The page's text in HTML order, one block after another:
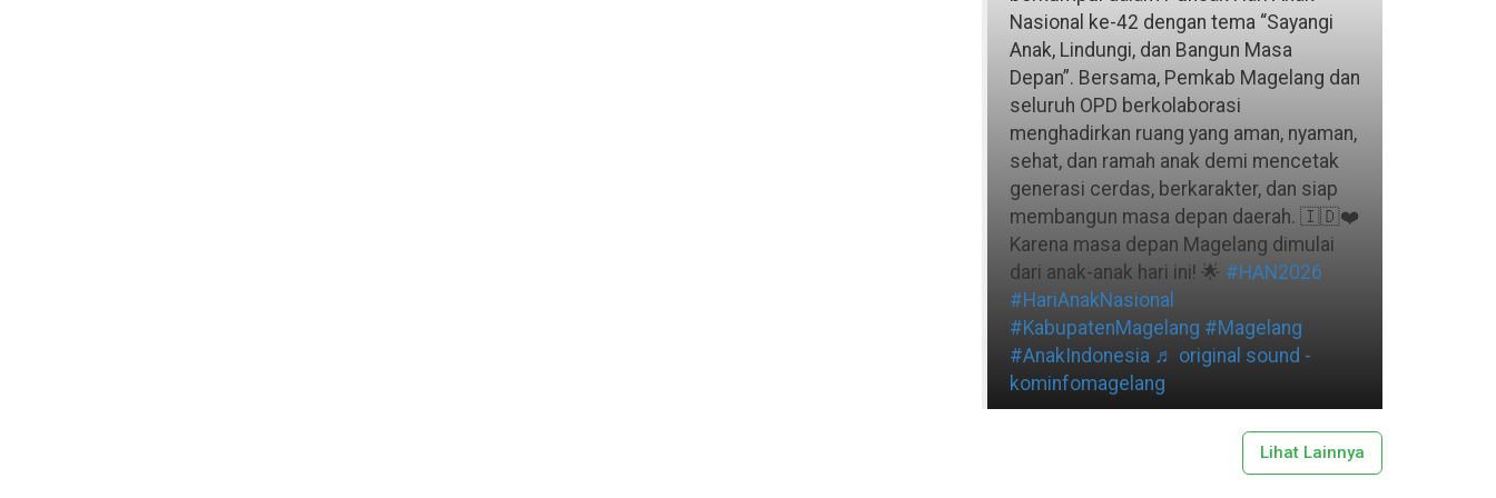
Nasional ke-42 dengan tema “Sayangi
Anak, Lindungi, dan Bangun Masa
Depan”. Bersama, Pemkab Magelang dan
seluruh OPD berkolaborasi
menghadirkan ruang yang aman, nyaman,
sehat, dan ramah anak demi mencetak
generasi cerdas, berkarakter, dan siap
membangun masa depan daerah. 🇮🇩❤️
Karena masa depan Magelang dimulai
dari anak-anak hari ini! 🌟 #HAN2026
#HariAnakNasional
#KabupatenMagelang #Magelang
#AnakIndonesia ♬ original sound -
kominfomagelang
Lihat Lainnya